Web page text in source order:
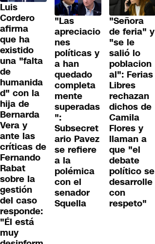
Luis
Cordero
afirma
que ha
existido
una "falta
de
humanida
d" con la
hija de
Bernarda
Vera y
ante las
críticas de
Fernando
Rabat
sobre la
gestión
del caso
responde:
"Él está
muy
"Las
apreciacio
nes
políticas y
a han
quedado
completa
mente
superadas
":
Subsecret
ario Pavez
se refiere
a la
polémica
con el
senador
Squella
"Señora
de feria" y
"se le
salió lo
poblacion
al": Ferias
Libres
rechazan
dichos de
Camila
Flores y
llaman a
que "el
debate
político se
desarrolle
con
respeto"